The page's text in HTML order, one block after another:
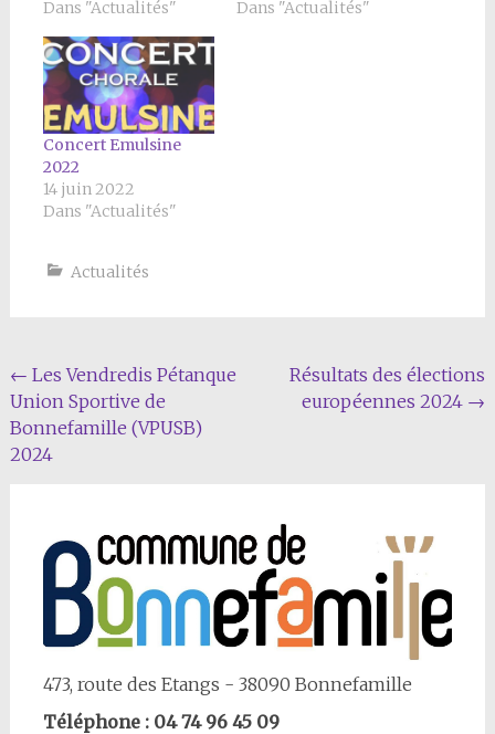
Dans "Actualités"
Dans "Actualités"
Concert Emulsine
2022
14 juin 2022
Dans "Actualités"
Actualités
Navigation
Article
← Les Vendredis Pétanque
Union Sportive de
Bonnefamille (VPUSB)
2024
Résultats des élections
européennes 2024 →
473, route des Etangs - 38090 Bonnefamille
Téléphone : 04 74 96 45 09